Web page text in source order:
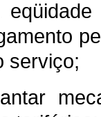
serviço;